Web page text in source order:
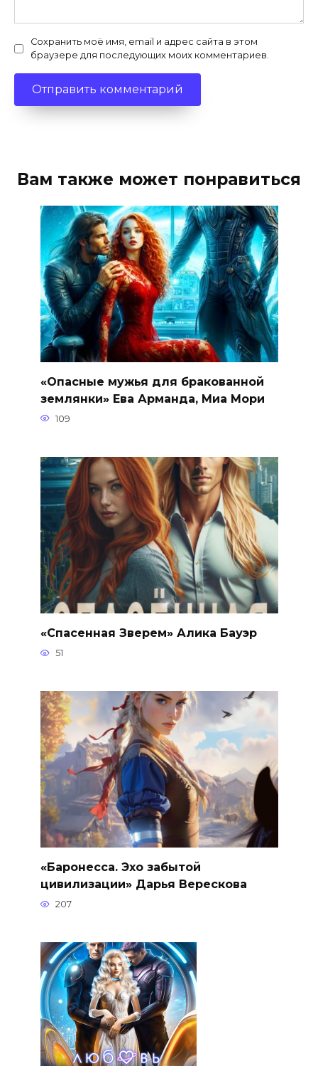
Сохранить моё имя, email и адрес сайта в этом
браузере для последующих моих комментариев.
Вам также может понравиться
«Опасные мужья для бракованной
землянки» Ева Арманда, Миа Мори
109
«Спасенная Зверем» Алика Бауэр
51
«Баронесса. Эхо забытой
цивилизации» Дарья Верескова
207